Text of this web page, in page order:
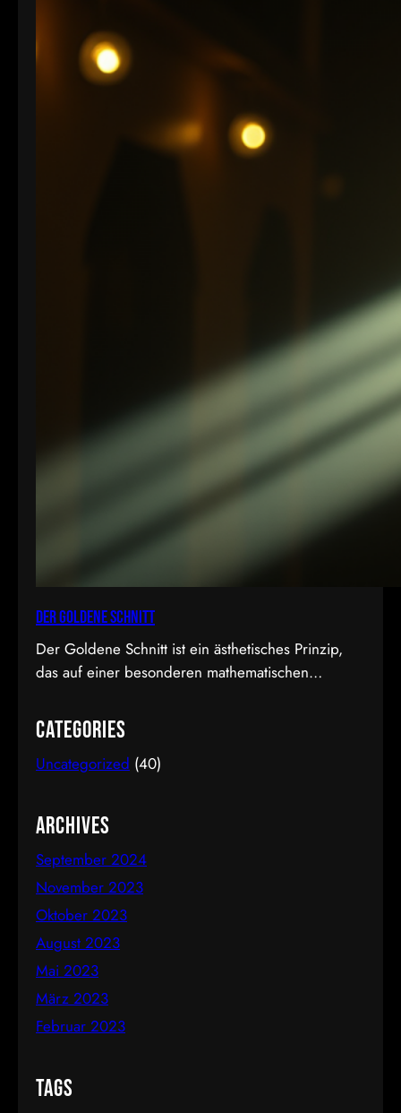
werden.…
Der Goldene Schnitt
Der Goldene Schnitt ist ein ästhetisches Prinzip,
das auf einer besonderen mathematischen
Fotografie und im Film Anwendung findet. Diese
Proportion wird als besonders harmonisch und
natürlich empfunden. Sie ist etwa 1,618 zu 1, was
Folge bekannt ist. Mathematische Erklärung des
Goldenen…
Categories
Uncategorized (40)
Archives
September 2024
November 2023
Oktober 2023
August 2023
Mai 2023
März 2023
Februar 2023
Tags